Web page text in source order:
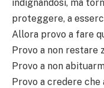
indignandosi, ma
proteggere, a
Allora provo a fare
Provo a non restare
Provo a non
Provo a credere che